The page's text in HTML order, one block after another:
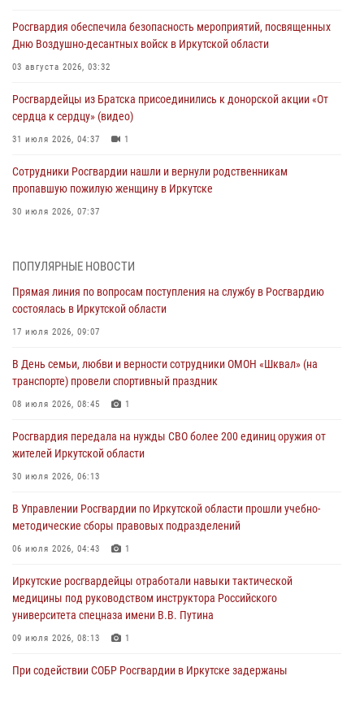
Росгвардия обеспечила безопасность мероприятий, посвященных
Дню Воздушно-десантных войск в Иркутской области
03 августа 2026, 03:32
Росгвардейцы из Братска присоединились к донорской акции «От
сердца к сердцу» (видео)
31 июля 2026, 04:37 1
Сотрудники Росгвардии нашли и вернули родственникам
пропавшую пожилую женщину в Иркутске
30 июля 2026, 07:37
жителей Иркутской области
При силовой поддержке СОБР Росгвардии в Иркутской области
провели рейды по соблюдению миграционного законодательства
В честь 10-летия Росгвардии сотрудники вневедомственной охраны
из Ангарска познакомили отдыхающих детского лагеря со службой
29 июля 2026, 03:44
Росгвардейцы из Иркутска приняли участие в праздновании Дня
28 июля 2026, 07:15 4
ПОПУЛЯРНЫЕ НОВОСТИ
Прямая линия по вопросам поступления на службу в Росгвардию
состоялась в Иркутской области
17 июля 2026, 09:07
В День семьи, любви и верности сотрудники ОМОН «Шквал» (на
транспорте) провели спортивный праздник
08 июля 2026, 08:45 1
Росгвардия передала на нужды СВО более 200 единиц оружия от
жителей Иркутской области
30 июля 2026, 06:13
В Управлении Росгвардии по Иркутской области прошли учебно-
методические сборы правовых подразделений
06 июля 2026, 04:43 1
Иркутские росгвардейцы отработали навыки тактической
медицины под руководством инструктора Российского
университета спецназа имени В.В. Путина
09 июля 2026, 08:13 1
При содействии СОБР Росгвардии в Иркутске задержаны